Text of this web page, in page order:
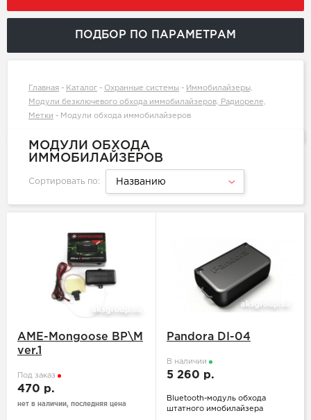
ПОДБОР ПО ПАРАМЕТРАМ
Главная - Каталог - Охранные системы - Иммобилайзеры,
Модули безключевого обхода иммобилайзеров, Радиореле,
Метки - Модули обхода иммобилайзеров
МОДУЛИ ОБХОДА
ИММОБИЛАЙЗЕРОВ
Сортировать по: Названию
AME-Mongoose ВР\М
ver.1
Под заказ
470 р.
нет в наличии, последняя цена
Pandora DI-04
В наличии
5 260 р.
Bluetooth-модуль обхода
штатного имобилайзера